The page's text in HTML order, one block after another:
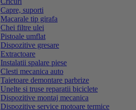
Capre, suporti
Macarale tip girafa
Chei filtre ulei
Pistoale umflat
Dispozitive gresare
Extractoare
Instalatii spalare piese
Clesti mecanica auto
Taietoare demontare parbrize
Unelte si truse reparatii biciclete
Dispozitive montaj mecanica
Dispozitive service motoare termice